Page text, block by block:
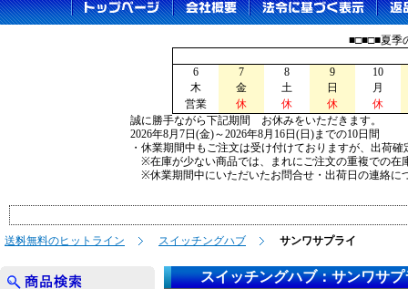
■□■□■夏季
6 7 8 9
10
木
金 土 日
月
営業
休 休 休
休
誠に勝手ながら下記期間 お休みをいただきます。
2026年8月7日(金)～2026年8月16日(日)までの10日間
・休業期間中もご注文は受け付けておりますが、出荷
※在庫が少ない商品では、まれにご注文の重複での在
※休業期間中にいただいたお問合せ・出荷日の連絡に
送料無料のヒットライン スイッチングハブ サンワサプライ
スイッチングハブ：サンワサプ